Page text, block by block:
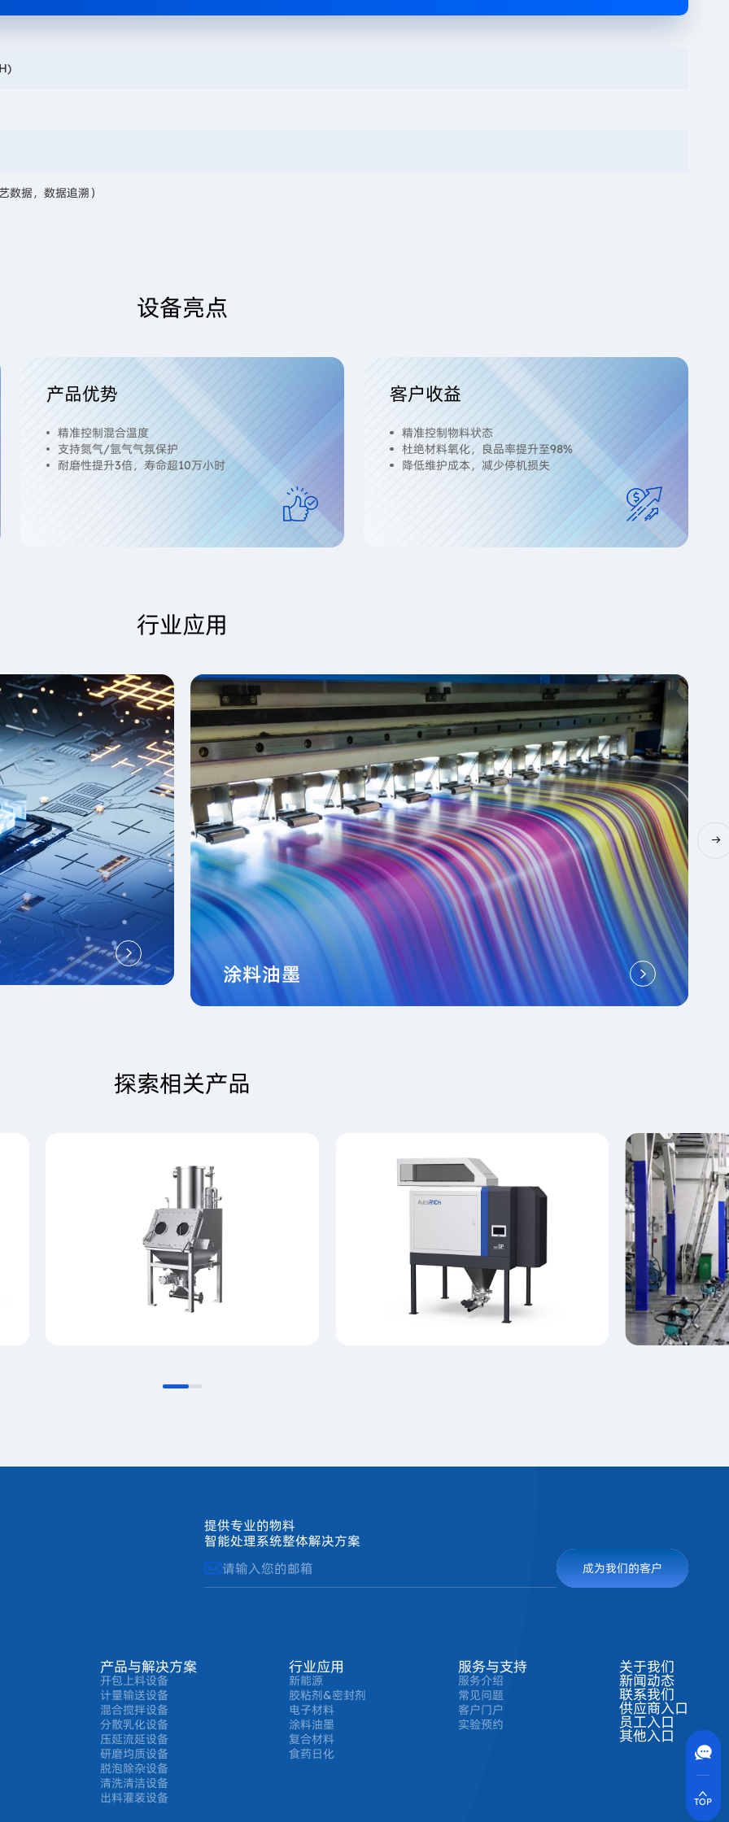
数据，数据追溯）
设备亮点
产品优势
精准控制混合温度
支持氮气/氩气气氛保护
耐磨性提升3倍，寿命超10万小时
客户收益
精准控制物料状态
杜绝材料氧化，良品率提升至98%
降低维护成本，减少停机损失
行业应用
涂料油墨
探索相关产品
提供专业的物料
智能处理系统整体解决方案
成为我们的客户
产品与解决方案
开包上料设备
计量输送设备
混合搅拌设备
分散乳化设备
压延流延设备
研磨均质设备
脱泡除杂设备
清洗清洁设备
出料灌装设备
行业应用
新能源
胶粘剂&密封剂
电子材料
涂料油墨
复合材料
食药日化
服务与支持
服务介绍
常见问题
客户门户
实验预约
关于我们
新闻动态
联系我们
供应商入口
员工入口
其他入口
联系方式
400-630-8266
TOP